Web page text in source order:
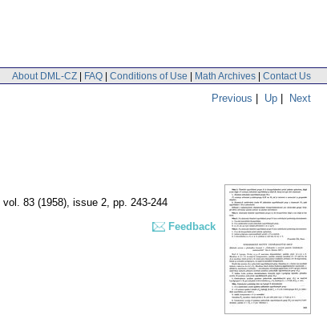
About DML-CZ | FAQ | Conditions of Use | Math Archives | Contact Us
Previous | Up | Next
vol. 83 (1958), issue 2, pp. 243-244
Feedback